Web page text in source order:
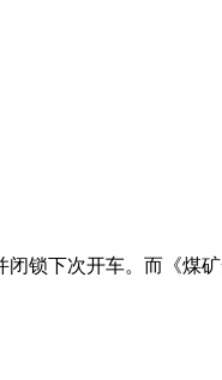
锁下次开车。而《煤